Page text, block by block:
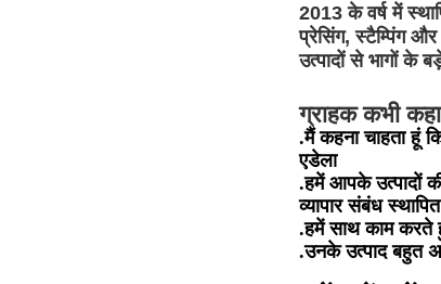
2013 के वर्ष में
प्रेसिंग, स्टैम्पिंग और
उत्पादों से भागों के
ग्राहक कभी
.मैं कहना चाहता हूं
एडेला
.हमें आपके उत्पादों
व्यापार संबंध
.हमें साथ काम करते
.उनके उत्पाद बहुत